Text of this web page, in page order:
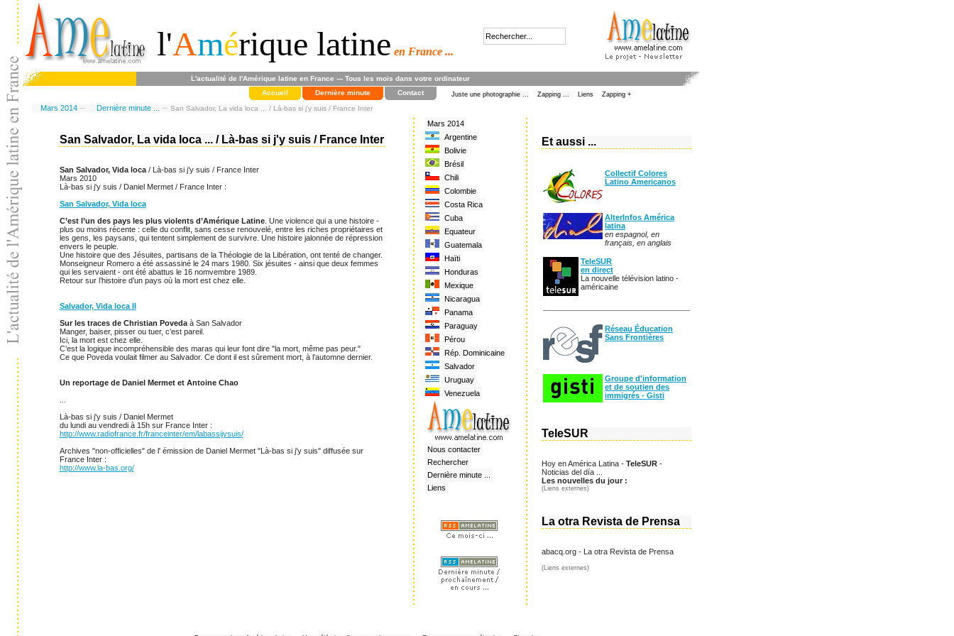
l'Amérique latine en France ...
L'actualité de l'Amérique latine en France --- Tous les mois dans votre ordinateur
Contact
Dernière minute
Accueil Juste une photographie ... Zapping ... Liens Zapping +
Mars 2014 Dernière minute ... San Salvador, La vida loca ... / Là-bas si j'y suis / France Inter
San Salvador, La vida loca ... / Là-bas si j'y suis / France Inter
San Salvador, Vida loca/ Là-bas si j’y suis / France Inter
Mars 2010
Là-bas si j'y suis / Daniel Mermet / France Inter :
San Salvador, Vida loca
C’est l’un des pays les plus violents d’Amérique Latine. Une violence qui a une histoire -
plus ou moins récente : celle du conflit, sans cesse renouvelé, entre les riches propriétaires et
les gens, les paysans, qui tentent simplement de survivre. Une histoire jalonnée de répression
envers le peuple.
Une histoire que des Jésuites, partisans de la Théologie de la Libération, ont tenté de changer.
Monseigneur Romero a été assassiné le 24 mars 1980. Six jésuites - ainsi que deux femmes
qui les servaient - ont été abattus le 16 nomvembre 1989.
Retour sur l’histoire d’un pays où la mort est chez elle.
Salvador, Vida loca II
Sur les traces de Christian Povedaà San Salvador
Manger, baiser, pisser ou tuer, c’est pareil.
Ici, la mort est chez elle.
C’est la logique incompréhensible des maras qui leur font dire "la mort, même pas peur."
Ce que Poveda voulait filmer au Salvador. Ce dont il est sûrement mort, à l’automne dernier.
Un reportage de Daniel Mermet et Antoine Chao
Là-bas si j'y suis / Daniel Mermet
du lundi au vendredi à 15h sur France Inter :
http://www.radiofrance.fr/franceinter/em/labassijysuis/
Archives "non-officielles" de l' émission de Daniel Mermet "Là-bas si j'y suis" diffusée sur
France Inter :
http://www.la-bas.org/
Mars 2014
Argentine
Bolivie
Brésil
Chili
Colombie
Costa Rica
Cuba
Equateur
Guatemala
Haïti
Honduras
Mexique
Nicaragua
Panama
Paraguay
Pérou
Rép. Dominicaine
Salvador
Uruguay
Venezuela
Nous contacter
Rechercher
Dernière minute ...
Liens
Et aussi ...
Collectif Colores
Latino Americanos
AlterInfos América
latina
en espagnol, en
français, en anglais
TeleSUR
en direct
La nouvelle télévision latino -
américaine
Réseau Éducation
Sans Frontières
Groupe d'information
et de soutien des
immigrés - Gisti
TeleSUR
Hoy en América Latina - TeleSUR -
Noticias del día ...
Les nouvelles du jour :
(Liens externes)
La otra Revista de Prensa
abacq.org - La otra Revista de Prensa
(Liens externes)